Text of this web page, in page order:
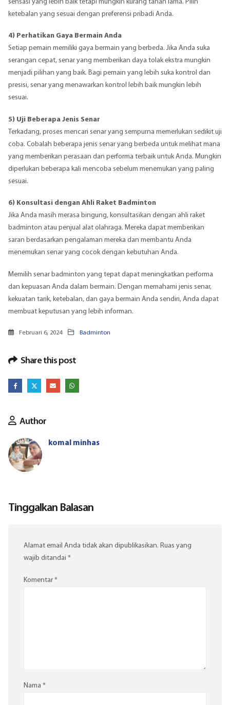
sensasi yang lebih baik tetapi mungkin kurang tahan lama. Pilih
ketebalan yang sesuai dengan preferensi pribadi Anda.
4) Perhatikan Gaya Bermain Anda
Setiap pemain memiliki gaya bermain yang berbeda. Jika Anda suka
serangan cepat, senar yang memberikan daya tolak ekstra mungkin
menjadi pilihan yang baik. Bagi pemain yang lebih suka kontrol dan
presisi, senar yang menawarkan kontrol lebih baik mungkin lebih
sesuai.
5) Uji Beberapa Jenis Senar
Terkadang, proses mencari senar yang sempurna memerlukan sedikit uji
coba. Cobalah beberapa jenis senar yang berbeda untuk melihat mana
yang memberikan perasaan dan performa terbaik untuk Anda. Mungkin
diperlukan beberapa kali mencoba sebelum menemukan yang paling
sesuai.
6) Konsultasi dengan Ahli Raket Badminton
Jika Anda masih merasa bingung, konsultasikan dengan ahli raket
badminton atau penjual alat olahraga. Mereka dapat memberikan
saran berdasarkan pengalaman mereka dan membantu Anda
menemukan senar yang cocok dengan kebutuhan Anda.
Memilih senar badminton yang tepat dapat meningkatkan performa
dan kepuasan Anda dalam bermain. Dengan memahami jenis senar,
kekuatan tarik, ketebalan, dan gaya bermain Anda sendiri, Anda dapat
membuat keputusan yang lebih informan.
Februari 6, 2024 Badminton
Share this post
Author
komal minhas
Tinggalkan Balasan
Alamat email Anda tidak akan dipublikasikan. Ruas yang
wajib ditandai *
Komentar*
Nama *